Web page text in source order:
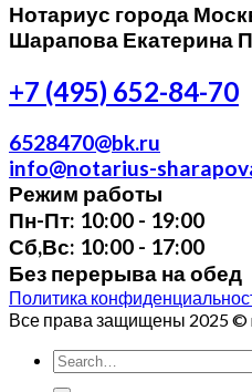
Нотариус города
Шарапова Екатерина
+7 (495) 652-84-70
6528470@bk.ru
info@notarius-
Режим работы
Пн-Пт: 10:00 - 19:00
Сб,Вс: 10:00 - 17:00
Без перерыва на обед
Политика
Все права защищены 2025 ©